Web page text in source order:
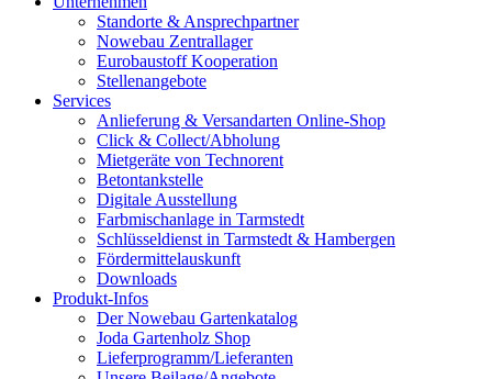
Standorte & Ansprechpartner
Nowebau Zentrallager
Eurobaustoff Kooperation
Stellenangebote
Services
Anlieferung & Versandarten Online-Shop
Click & Collect/Abholung
Mietgeräte von Technorent
Betontankstelle
Digitale Ausstellung
Farbmischanlage in Tarmstedt
Schlüsseldienst in Tarmstedt & Hambergen
Fördermittelauskunft
Downloads
Produkt-Infos
Der Nowebau Gartenkatalog
Joda Gartenholz Shop
Lieferprogramm/Lieferanten